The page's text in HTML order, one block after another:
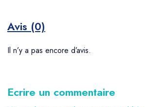
Avis (0)
Il n’y a pas encore d’avis.
Ecrire un commentaire